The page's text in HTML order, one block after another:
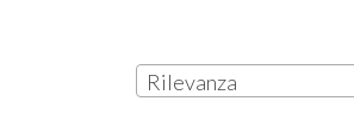
Rilevanza